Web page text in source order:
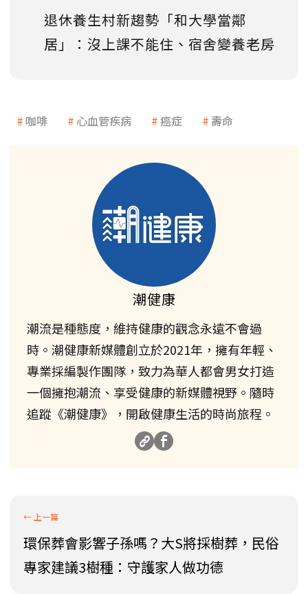
退休養生村新趨勢「和大學當鄰
居」：沒上課不能住、宿舍變養老房
咖啡 心血管疾病 癌症 壽命
潮健康
潮流是種態度，維持健康的觀念永遠不會過
時。潮健康新媒體創立於2021年，擁有年輕、
專業採編製作團隊，致力為華人都會男女打造
一個擁抱潮流、享受健康的新媒體視野。隨時
追蹤《潮健康》，開啟健康生活的時尚旅程。
環保葬會影響子孫嗎？大S將採樹葬，民俗
專家建議3樹種：守護家人做功德